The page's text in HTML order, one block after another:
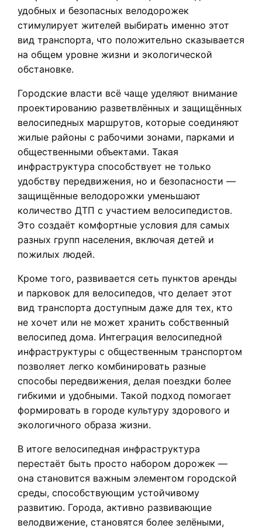
удобных и безопасных велодорожек
стимулирует жителей выбирать именно этот
вид транспорта, что положительно сказывается
на общем уровне жизни и экологической
обстановке.
Городские власти всё чаще уделяют внимание
проектированию разветвлённых и защищённых
велосипедных маршрутов, которые соединяют
жилые районы с рабочими зонами, парками и
общественными объектами. Такая
инфраструктура способствует не только
удобству передвижения, но и безопасности —
защищённые велодорожки уменьшают
количество ДТП с участием велосипедистов.
Это создаёт комфортные условия для самых
разных групп населения, включая детей и
пожилых людей.
Кроме того, развивается сеть пунктов аренды
и парковок для велосипедов, что делает этот
вид транспорта доступным даже для тех, кто
не хочет или не может хранить собственный
велосипед дома. Интеграция велосипедной
инфраструктуры с общественным транспортом
позволяет легко комбинировать разные
способы передвижения, делая поездки более
гибкими и удобными. Такой подход помогает
формировать в городе культуру здорового и
экологичного образа жизни.
В итоге велосипедная инфраструктура
перестаёт быть просто набором дорожек —
она становится важным элементом городской
среды, способствующим устойчивому
развитию. Города, активно развивающие
велодвижение, становятся более зелёными,